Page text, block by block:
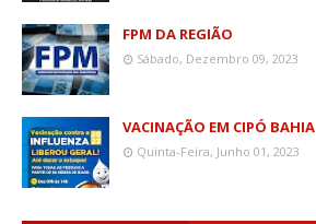
FPM DA REGIÃO
Sábado, Dezembro 09, 2023
VACINAÇÃO EM CIPÓ BAHIA
Quinta-Feira, Junho 01, 2023